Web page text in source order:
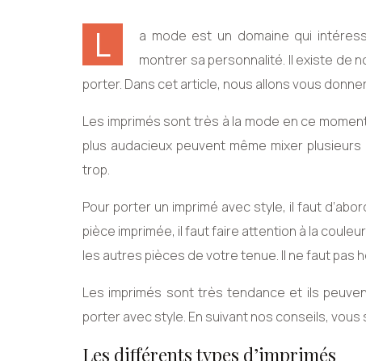
L
a mode est un domaine qui
montrer sa personnalité. Il existe de
porter. Dans cet article, nous allons vous
Les imprimés sont très à la mode en ce
plus audacieux peuvent même mixer
trop.
Pour porter un imprimé avec style, il faut
pièce imprimée, il faut faire attention à la
les autres pièces de votre tenue. Il ne faut pas
Les imprimés sont très tendance et ils
porter avec style. En suivant nos conseils, vous
Les différents types d’imprimés